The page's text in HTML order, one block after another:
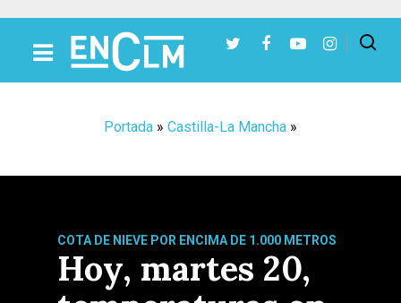
Portada » Castilla-La Mancha »
COTA DE NIEVE POR ENCIMA DE 1.000 METROS
Hoy, martes 20,